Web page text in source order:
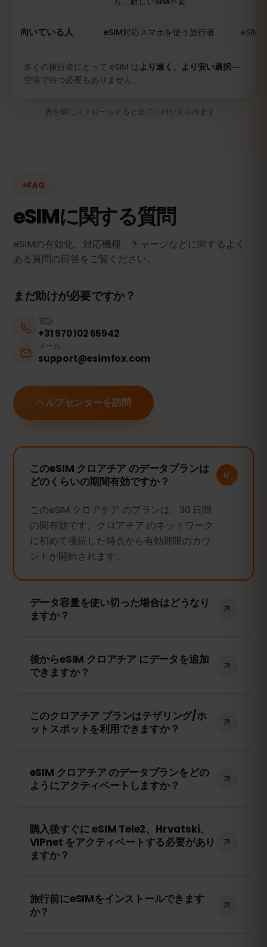
向いている人 eSIM対応スマホを使う旅行者 eSIM
多くの旅行者にとって eSIM は より速く、より安い選択―
空港で待つ必要もありません。
表を横にスクロールすると全ての列が見られます。
FAQ
eSIMに関する質問
eSIMの有効化、対応機種、チャージなどに関するよく
ある質問の回答をご覧ください。
まだ助けが必要ですか？
電話
+31 970 102 65942
メール
support@esimfox.com
ヘルプセンターを訪問
このeSIM クロアチア のデータプランは
どのくらいの期間有効ですか？
このeSIM クロアチア のプランは、30 日間
の間有効です。クロアチア のネットワーク
に初めて接続した時点から有効期限のカウ
ントが開始されます。
データ容量を使い切った場合はどうなり
ますか？
接続は停止します。eSIMFOXのダッシュボ
ードから簡単にデータを追加購入して、引
後からeSIM クロアチア にデータを追加
できますか？
く、いつでもデータを追加できます。アカ
ウントにログインして、必要なデータ量を
このクロアチア プランはテザリング/ホ
ットスポットを利用できますか？
して、他のデバイスとインターネット接続
を共有できます。ただし、速度や接続状況
eSIM クロアチア のデータプランをどの
ようにアクティベートしますか？
トフォンのeSIM設定でQRコードをスキャ
ンするだけで、すぐに利用できます！物理
SIMカードの交換は不要です。
購入後すぐに eSIM Tele2、Hrvatski、
VIPnet をアクティベートする必要があり
ますか？
ます。ただし、Tele2、Hrvatski、VIPnet
のネットワークに接続したときにのみ有効
旅行前にeSIMをインストールできます
か？